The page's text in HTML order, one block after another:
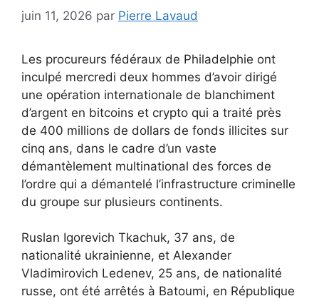
juin 11, 2026 par Pierre Lavaud
Les procureurs fédéraux de Philadelphie ont
inculpé mercredi deux hommes d’avoir dirigé
une opération internationale de blanchiment
d’argent en bitcoins et crypto qui a traité près
de 400 millions de dollars de fonds illicites sur
cinq ans, dans le cadre d’un vaste
démantèlement multinational des forces de
l’ordre qui a démantelé l’infrastructure criminelle
du groupe sur plusieurs continents.
Ruslan Igorevich Tkachuk, 37 ans, de
nationalité ukrainienne, et Alexander
Vladimirovich Ledenev, 25 ans, de nationalité
russe, ont été arrêtés à Batoumi, en République